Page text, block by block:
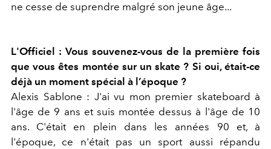
ne cesse de suprendre malgré son jeune âge...
L'Officiel : Vous souvenez-vous de la première fois
que vous êtes montée sur un skate ? Si oui, était-ce
déjà un moment spécial à l’époque ?
Alexis Sablone : J'ai vu mon premier skateboard à
l'âge de 9 ans et suis montée dessus à l'âge de 10
ans. C'était en plein dans les années 90 et, à
l'époque, ce n'était pas un sport aussi répandu